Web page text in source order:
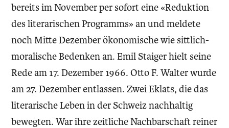
bereits im November per sofort eine «Reduktion
des literarischen Programms» an und meldete
noch Mitte Dezember ökonomische wie sittlich-
moralische Bedenken an. Emil Staiger hielt seine
Rede am 17. Dezember 1966. Otto F. Walter wurde
am 27. Dezember entlassen. Zwei Eklats, die das
literarische Leben in der Schweiz nachhaltig
bewegten. War ihre zeitliche Nachbarschaft reiner